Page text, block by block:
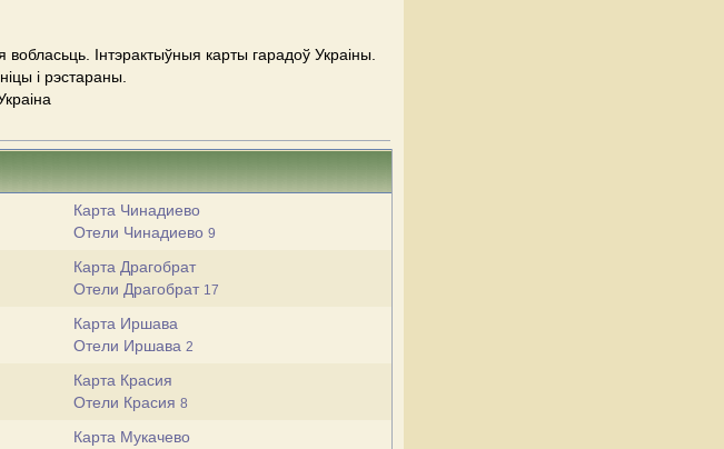
Інтэрактыўныя карты гарадоў Украіны.
і рэстараны.
Карта Чинадиево
Отели Чинадиево 9
Карта Драгобрат
Отели Драгобрат 17
Карта Иршава
Отели Иршава 2
Карта Красия
Отели Красия 8
Карта Мукачево